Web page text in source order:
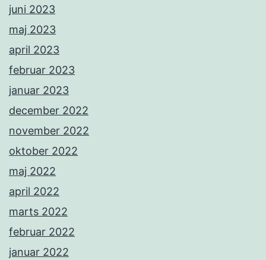
juni 2023
maj 2023
april 2023
februar 2023
januar 2023
december 2022
november 2022
oktober 2022
maj 2022
april 2022
marts 2022
februar 2022
januar 2022